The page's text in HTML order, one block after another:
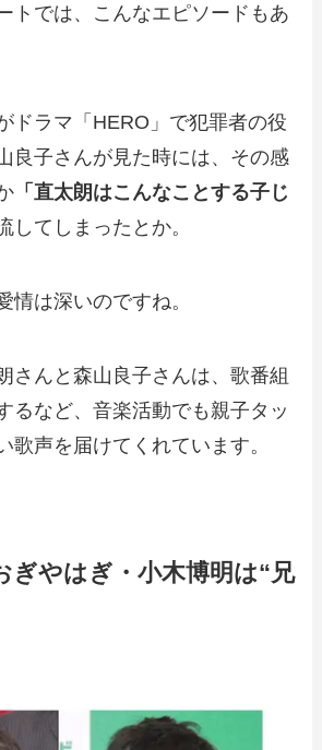
トでは、こんなエピソードもあ
ドラマ「HERO」で犯罪者の役
良子さんが見た時には、その感
「直太朗はこんなことする子じ
してしまったとか。
情は深いのですね。
さんと森山良子さんは、歌番組
るなど、音楽活動でも親子タッ
歌声を届けてくれています。
ぎやはぎ・小木博明は“兄